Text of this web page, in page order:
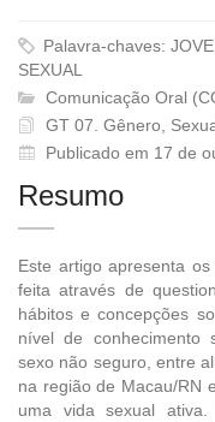
Palavra-chaves:
SEXUAL
Comunicação Oral
GT 07. Gênero,
Publicado em 17 de
Resumo
Este artigo apresenta
feita através de
hábitos e concepções
nível de conhecimento
sexo não seguro, entre
na região de Macau/RN
uma vida sexual